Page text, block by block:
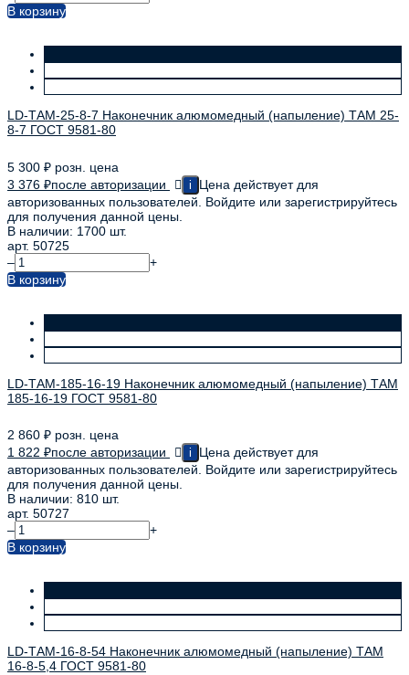
В корзину
LD-ТАМ-25-8-7 Наконечник алюмомедный (напыление) ТАМ 25-
8-7 ГОСТ 9581-80
5 300 ₽ розн. цена
3 376 ₽после авторизации i
Цена действует для
авторизованных пользователей. Войдите или зарегистрируйтесь
для получения данной цены.
В наличии: 1700 шт.
арт. 50725
–
+
В корзину
LD-ТАМ-185-16-19 Наконечник алюмомедный (напыление) ТАМ
185-16-19 ГОСТ 9581-80
2 860 ₽ розн. цена
1 822 ₽после авторизации i
Цена действует для
авторизованных пользователей. Войдите или зарегистрируйтесь
для получения данной цены.
В наличии: 810 шт.
арт. 50727
–
+
В корзину
LD-ТАМ-16-8-54 Наконечник алюмомедный (напыление) ТАМ
16-8-5,4 ГОСТ 9581-80